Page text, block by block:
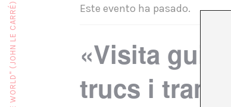
Este evento ha pasado.
«Visita
trucs i